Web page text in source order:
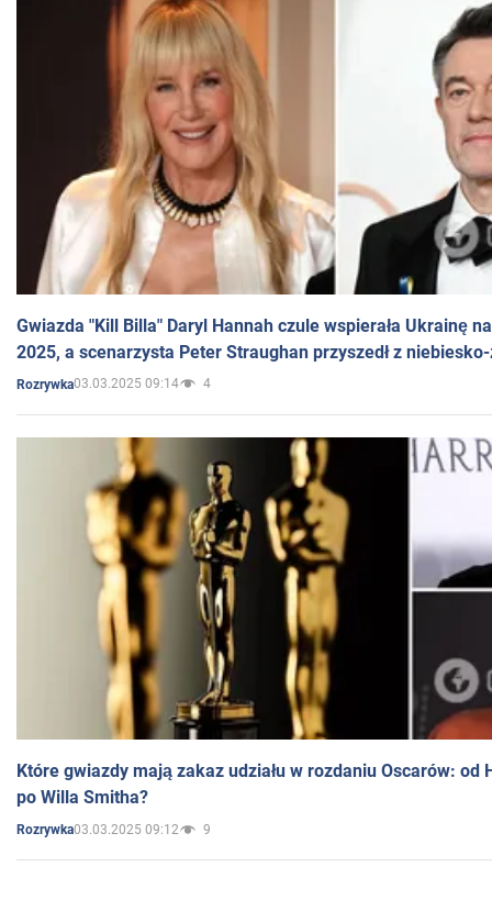
Gwiazda "Kill Billa" Daryl Hannah czule wspierała Ukrainę
2025, a scenarzysta Peter Straughan przyszedł z
Rozrywka03.03.2025 09:14 4
Które gwiazdy mają zakaz udziału w rozdaniu Oscarów: od
po Willa Smitha?
Rozrywka03.03.2025 09:12 9